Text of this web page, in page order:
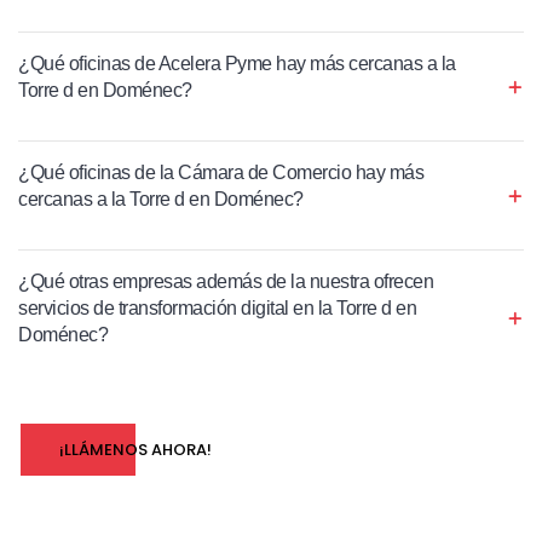
¿Qué oficinas de Acelera Pyme hay más cercanas a la
Torre d en Doménec?
¿Qué oficinas de la Cámara de Comercio hay más
cercanas a la Torre d en Doménec?
¿Qué otras empresas además de la nuestra ofrecen
servicios de transformación digital en la Torre d en
Doménec?
¡LLÁMENOS AHORA!